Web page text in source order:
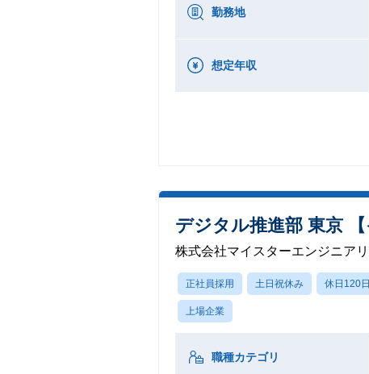
勤務地
想定年収
デジタル推進部 東京
株式会社マイスターエンジニア
正社員採用 土日祝休み 休日120
上場企業
職種カテゴリ